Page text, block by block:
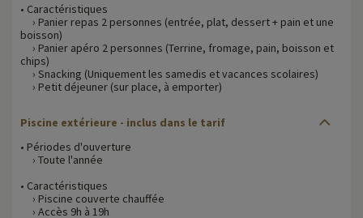
• Caractéristiques
› Panier repas 2 personnes (entrée, plat, dessert + pain et une
boisson)
› Panier apéro 2 personnes (Terrine, fromage, pain, boisson et
chips)
› Snacking (Uniquement les samedis et vacances scolaires)
› Petit déjeuner (sur place, à emporter)
Piscine extérieure - inclus dans le tarif
• Périodes d'ouverture
› Toute l'année
• Caractéristiques
› Piscine couverte chauffée
› Accès 9h à 19h